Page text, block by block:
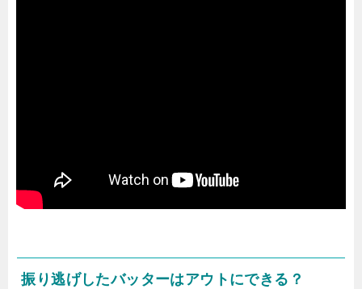
振り逃げしたバッターはアウトにできる？